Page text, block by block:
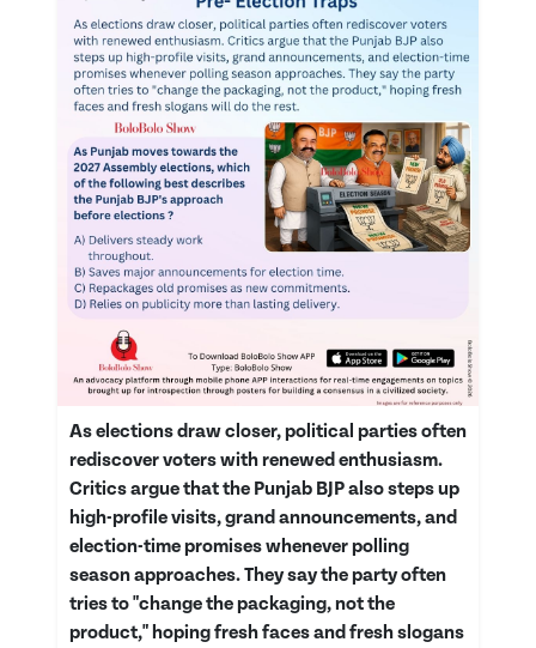
As elections draw closer, political parties often
rediscover voters with renewed enthusiasm.
Critics argue that the Punjab BJP also steps up
high-profile visits, grand announcements, and
election-time promises whenever polling
season approaches. They say the party often
tries to "change the packaging, not the
product," hoping fresh faces and fresh slogans